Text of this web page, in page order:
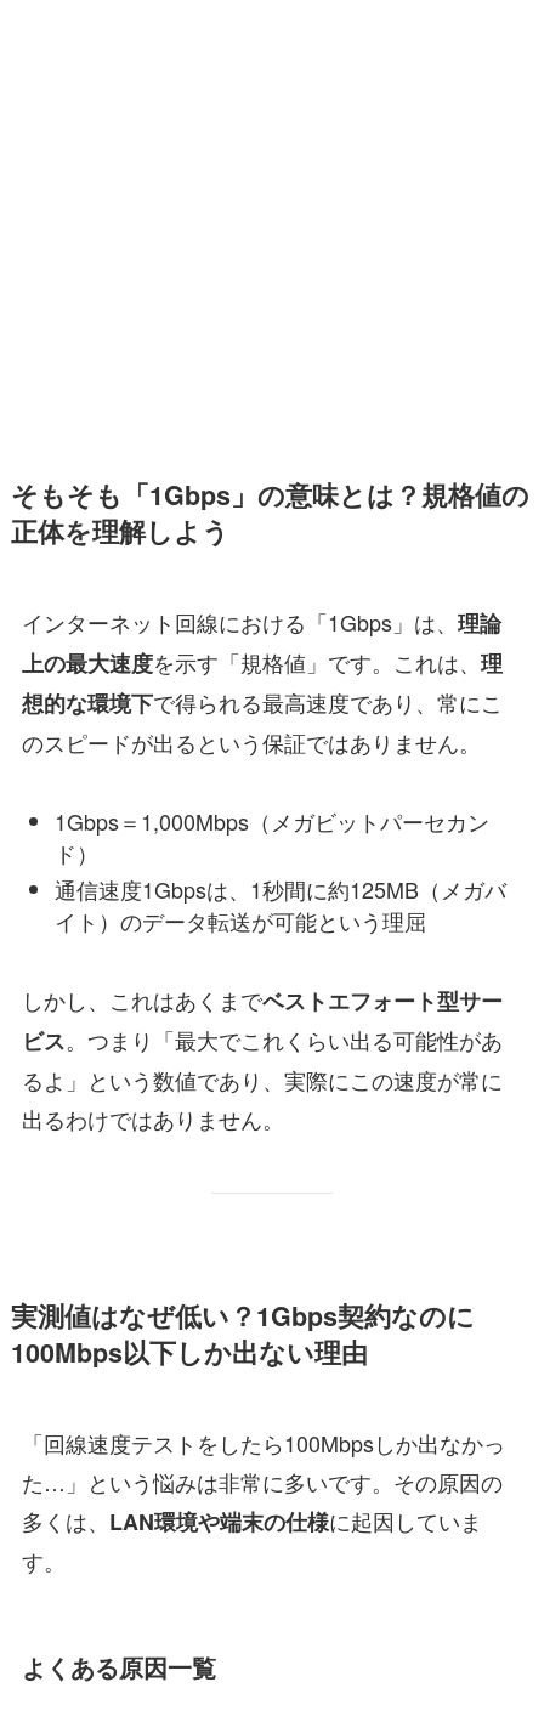
そもそも「1Gbps」の意味とは？規格値の
正体を理解しよう
インターネット回線における「1Gbps」は、 理論
上の最大速度を示す「規格値」です。これは、 理
想的な環境下で得られる最高速度であり、常にこ
のスピードが出るという保証ではありません。
1Gbps＝1,000Mbps（メガビットパーセカン
ド）
通信速度1Gbpsは、1秒間に約125MB（メガバ
イト）のデータ転送が可能という理屈
しかし、これはあくまでベストエフォート型サー
ビス。つまり「最大でこれくらい出る可能性があ
るよ」という数値であり、実際にこの速度が常に
出るわけではありません。
実測値はなぜ低い？1Gbps契約なのに
100Mbps以下しか出ない理由
「回線速度テストをしたら100Mbpsしか出なかっ
た…」という悩みは非常に多いです。その原因の
多くは、 LAN環境や端末の仕様に起因していま
す。
よくある原因一覧